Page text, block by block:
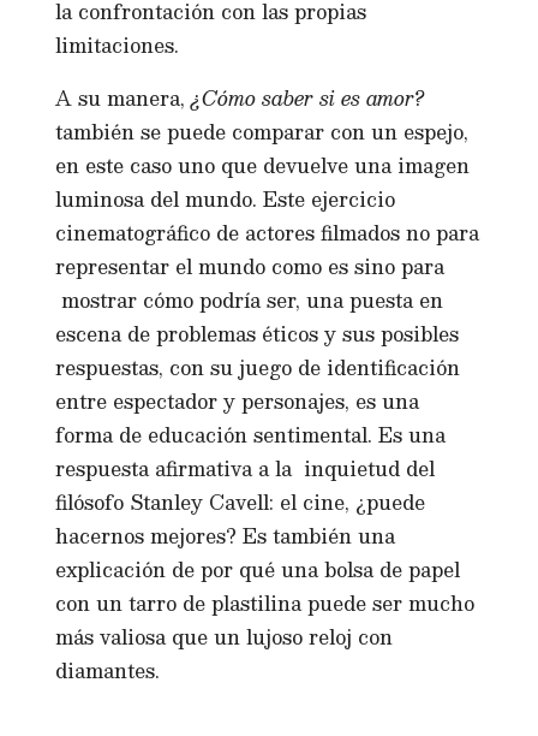
la confrontación con las propias
limitaciones.
A su manera,¿Cómo saber si es amor?
también se puede comparar con un espejo,
en este caso uno que devuelve una imagen
luminosa del mundo. Este ejercicio
cinematográfico de actores filmados no para
representar el mundo como es sino para
mostrar cómo podría ser, una puesta en
escena de problemas éticos y sus posibles
respuestas, con su juego de identificación
entre espectador y personajes, es una
forma de educación sentimental. Es una
respuesta afirmativa a la inquietud del
filósofo Stanley Cavell: el cine, ¿puede
hacernos mejores? Es también una
explicación de por qué una bolsa de papel
con un tarro de plastilina puede ser mucho
más valiosa que un lujoso reloj con
diamantes.